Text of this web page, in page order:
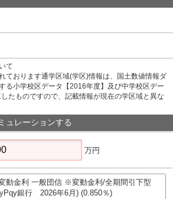
て
ております通学区域(学区)情報は、国土数値情報ダ
る小学校区データ【2016年度】及び中学校区デー
たものですので、記載情報が現在の学区域と異な
ュレーションする
万円
動金利 一般団信 ※変動金利/全期間引下型
銀行 2026年6月) (0.850％)